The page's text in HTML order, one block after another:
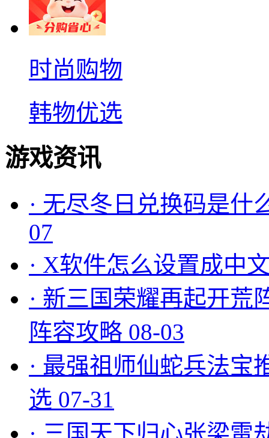
时尚购物
韩物优选
游戏资讯
· 无尽冬日兑换码是什
07
· X软件怎么设置成中
· 新三国荣耀再起开荒
阵容攻略 08-03
· 最强祖师仙蛇兵法宝
选 07-31